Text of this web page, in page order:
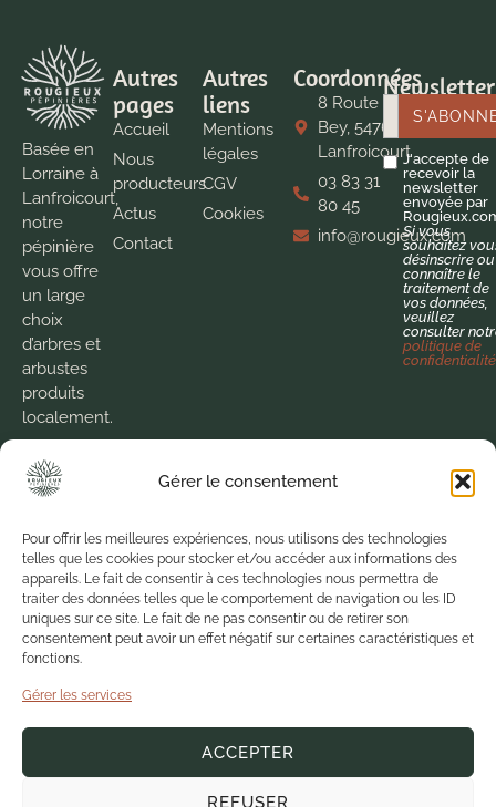
Gérer le consentement
Pour offrir les meilleures expériences, nous utilisons des technologies
telles que les cookies pour stocker et/ou accéder aux informations des
appareils. Le fait de consentir à ces technologies nous permettra de
traiter des données telles que le comportement de navigation ou les ID
uniques sur ce site. Le fait de ne pas consentir ou de retirer son
consentement peut avoir un effet négatif sur certaines caractéristiques et
fonctions.
Gérer les services
ACCEPTER
REFUSER
Basée en
Lorraine à
Lanfroicourt,
notre
pépinière
vous offre
un large
choix
d’arbres et
arbustes
produits
localement.
Nous
cultivons la
pour le
végétal
depuis 1973
pour vous
proposer
des
produits de
dans un
sain.
Autres
pages
Accueil
Nous
producteurs
Actus
Contact
Autres
liens
Mentions
légales
CGV
Cookies
Coordonnées
8 Route de
Bey, 54760
Lanfroicourt
03 83 31
80 45
info@rougieux.com
Newsletter
J'accepte de
recevoir la
newsletter
envoyée par
Si vous
souhaitez
désinscrire ou
connaître le
traitement de
vos données,
veuillez
consulter
politique de
confidentialité